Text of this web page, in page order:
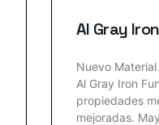
Al Gray Iron
Nuevo
Al Gray Iron
propiedades
mejoradas.